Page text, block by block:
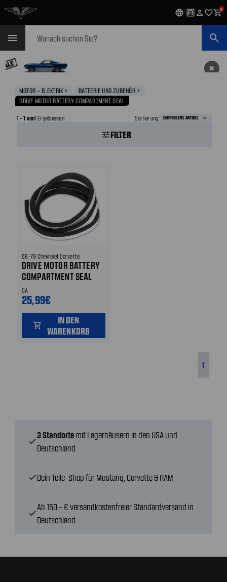
language garage person favorite_outlineshopping_cart0
menu search
✖
MOTOR - ELEKTRIKnavigate_next BATTERIE UND ZUBEHÖR navigate_next
DRIVE MOTOR BATTERY COMPARTMENT SEAL
1 - 1 von1 Ergebnissen Sortierung:
tuneFILTER
68-79 Chevrolet Corvette
DRIVE MOTOR BATTERY
COMPARTMENT SEAL
CA
25,99€
shopping_cart
IN DEN
WARENKORB
1
check
3 Standorte mit Lagerhäusern in den USA und
Deutschland
checkDein Teile-Shop für Mustang, Corvette & RAM
check
Ab 150,- € versandkostenfreier Standardversand in
Deutschland